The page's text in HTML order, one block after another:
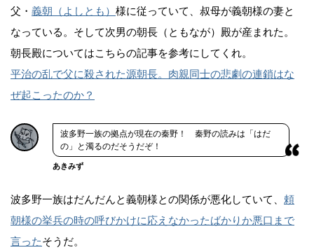
父・ 義朝（よしとも） 様に従っていて、叔母が義朝様の妻と
なっている。そして次男の朝長（ともなが）殿が産まれた。
朝長殿についてはこちらの記事を参考にしてくれ。
平治の乱で父に殺された源朝長。肉親同士の悲劇の連鎖はな
ぜ起こったのか？
波多野一族の拠点が現在の秦野！ 秦野の読みは「はだ
の」と濁るのだそうだぞ！
あきみず
波多野一族はだんだんと義朝様との関係が悪化していて、 頼
朝様の挙兵の時の呼びかけに応えなかったばかりか悪口まで
言ったそうだ。